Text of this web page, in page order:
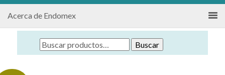
Acerca de Endomex
Buscar